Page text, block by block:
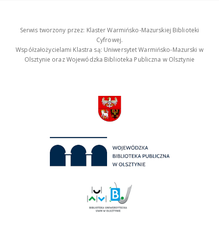
Serwis tworzony przez: Klaster Warmińsko-Mazurskiej Biblioteki
Cyfrowej.
Współzałożycielami Klastra są: Uniwersytet Warmińsko-Mazurski w
Olsztynie oraz Wojewódzka Biblioteka Publiczna w Olsztynie